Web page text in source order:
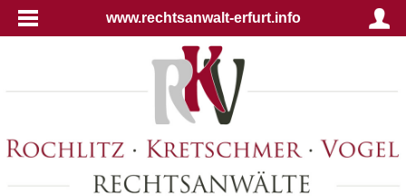
www.rechtsanwalt-erfurt.info